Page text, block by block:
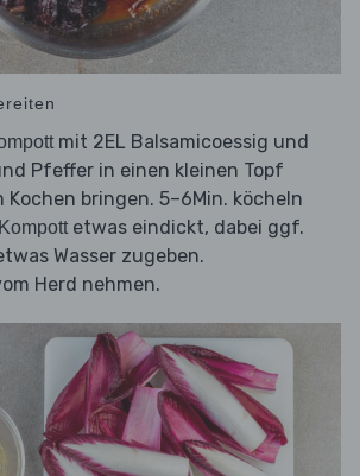
mit 2EL Balsamicoessig und
Pfeffer in einen kleinen Topf
Kochen bringen. 5–6Min. köcheln
Kompott etwas eindickt, dabei ggf.
Wasser zugeben.
Herd nehmen.